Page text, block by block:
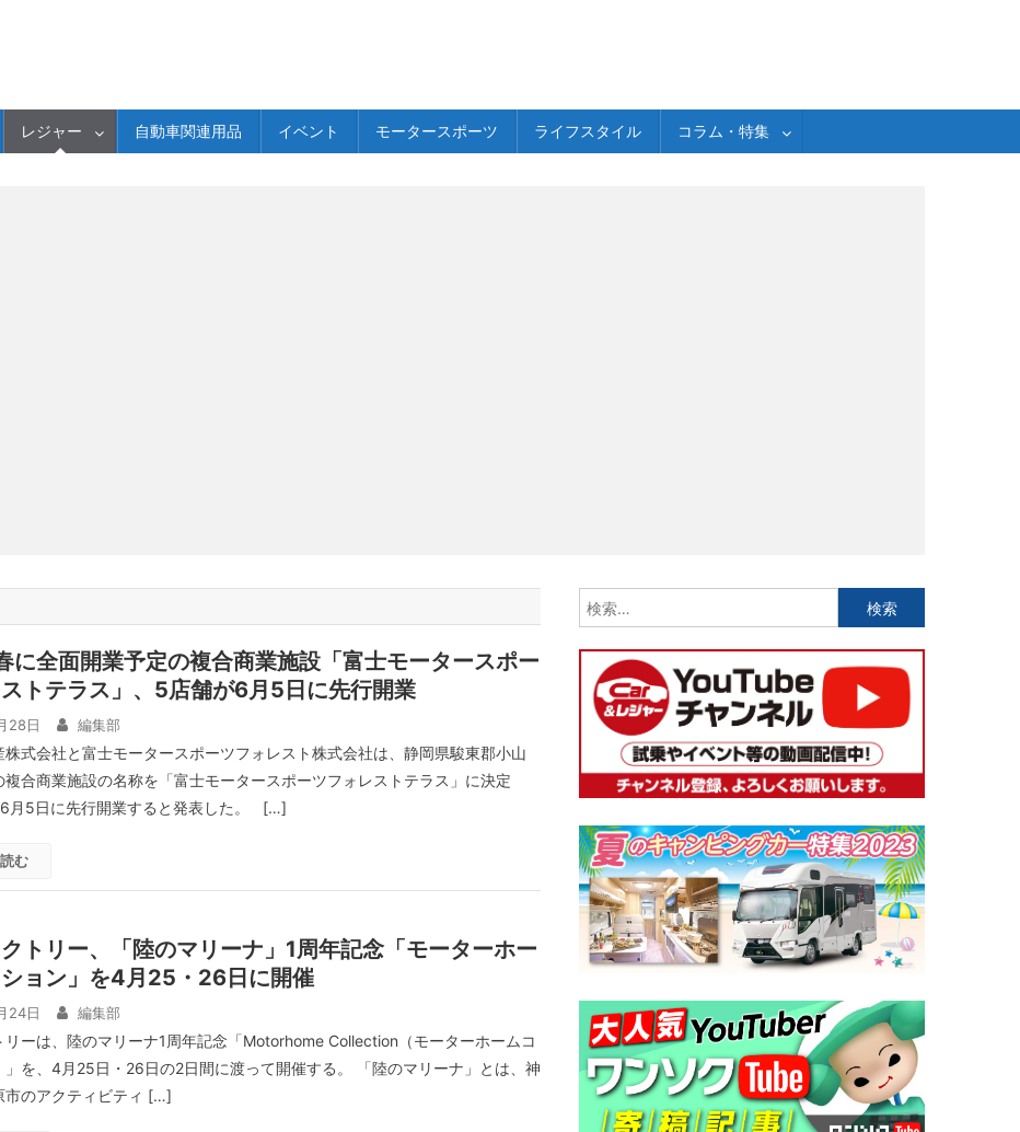
レジャー 自動車関連用品 イベント モータースポーツ ライフスタイル コラム・特集
に全面開業予定の複合商業施設「富士モータースポー
トテラス」、5店舗が6月5日に先行開業
28日 編集部
株式会社と富士モータースポーツフォレスト株式会社は、静岡県駿東郡小山
複合商業施設の名称を「富士モータースポーツフォレストテラス」に決定
6月5日に先行開業すると発表した。 […]
む
クトリー、「陸のマリーナ」1周年記念「モーターホー
ョン」を4月25・26日に開催
24日 編集部
リーは、陸のマリーナ1周年記念「Motorhome Collection（モーターホームコ
」を、4月25日・26日の2日間に渡って開催する。 「陸のマリーナ」とは、神
市のアクティビティ […]
索: